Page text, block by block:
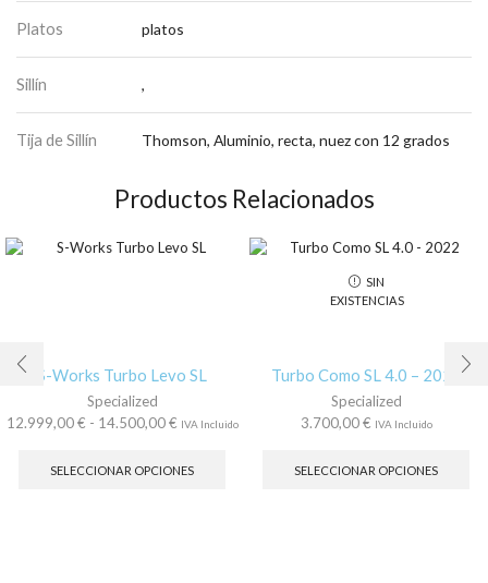
Platos platos
Sillín ,
Tija de Sillín Thomson, Aluminio, recta, nuez con 12 grados
Productos Relacionados
S-Works Turbo Levo SL
Specialized
12.999,00€ - 14.500,00€Rango
precios:
IVA Incluido
SELECCIONAR OPCIONES
SIN
EXISTENCIAS
Turbo Como SL 4.0 – 2022
Specialized
3.700,00€ IVA Incluido
SELECCIONAR OPCIONES